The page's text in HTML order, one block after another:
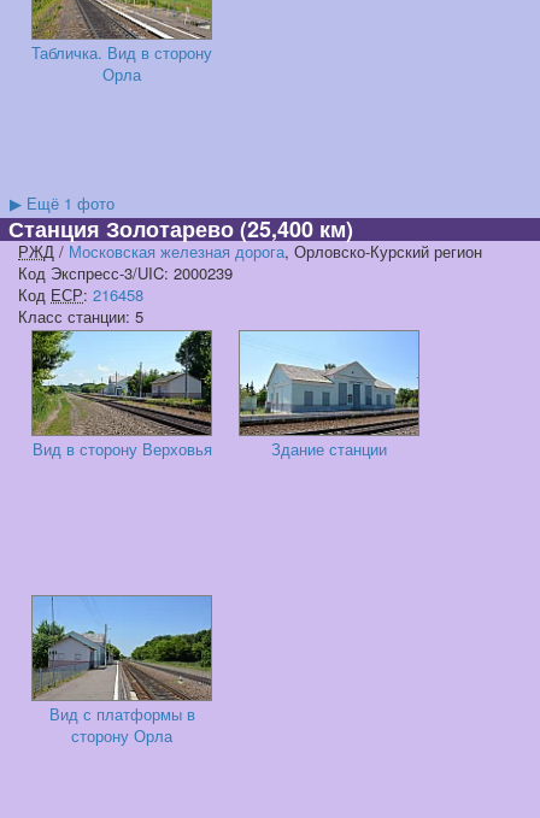
Табличка. Вид в сторону
Орла
▶ Ещё 1 фото
Станция Золотарево(25,400 км)
РЖД / Московская железная дорога, Орловско-Курский регион
Код Экспресс-3/UIC: 2000239
Код ЕСР: 216458
Класс станции: 5
Вид в сторону Верховья Здание станции
Вид с платформы в
сторону Орла